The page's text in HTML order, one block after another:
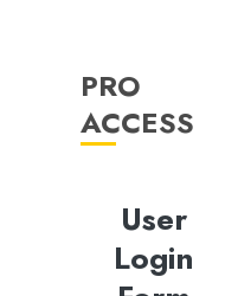
PRO
ACCESS
User
Login